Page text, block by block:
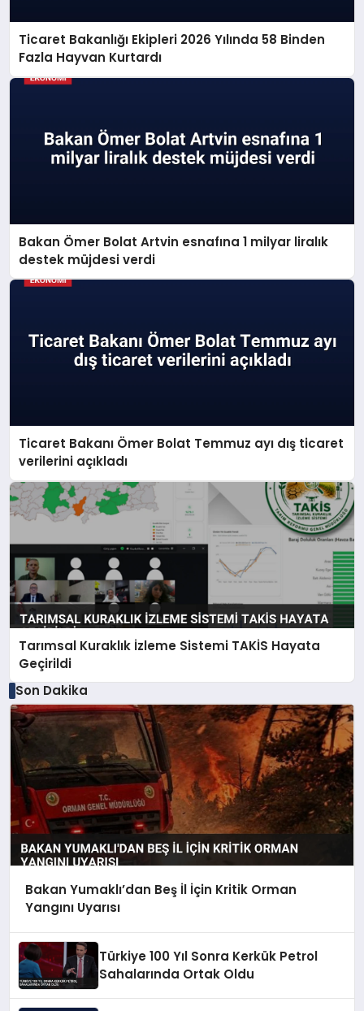
Ticaret Bakanlığı Ekipleri 2026 Yılında 58 Binden
Fazla Hayvan Kurtardı
Bakan Ömer Bolat Artvin esnafına 1 milyar liralık
destek müjdesi verdi
Ticaret Bakanı Ömer Bolat Temmuz ayı dış ticaret
verilerini açıkladı
Tarımsal Kuraklık İzleme Sistemi TAKİS Hayata
Geçirildi
Son Dakika
Bakan Yumaklı’dan Beş İl İçin Kritik Orman
Yangını Uyarısı
Türkiye 100 Yıl Sonra Kerkük Petrol
Sahalarında Ortak Oldu